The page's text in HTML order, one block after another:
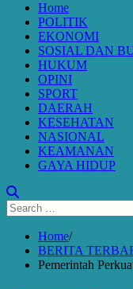
Home
POLITIK
EKONOMI
SOSIAL DAN
HUKUM
OPINI
SPORT
DAERAH
KESEHATAN
NASIONAL
KEAMANAN
GAYA HIDUP
Search
for:
Home
BERITA
Pemerintah